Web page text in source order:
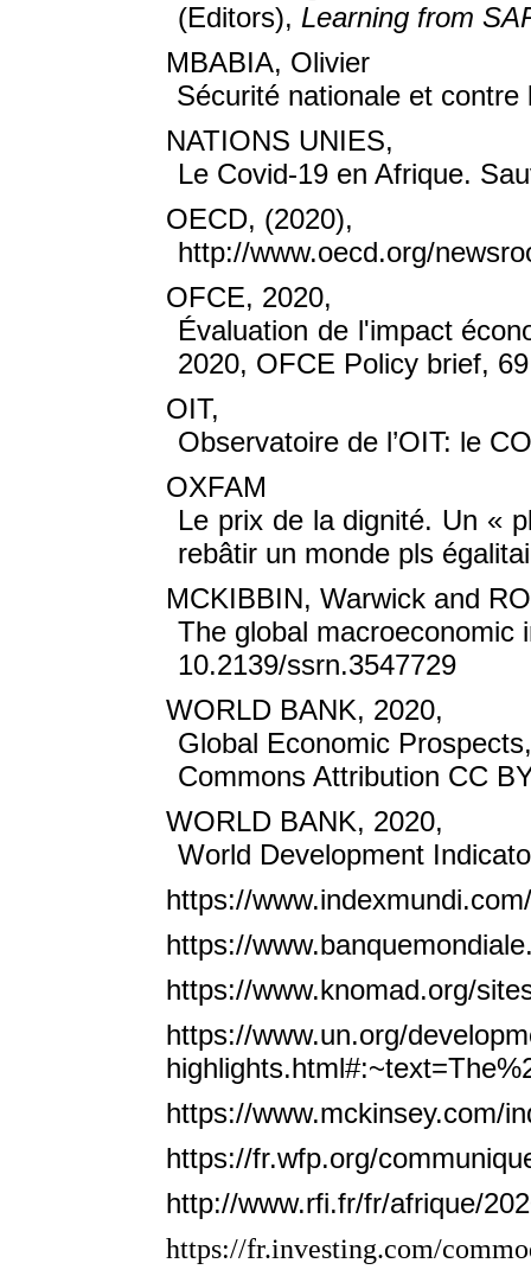
(Editors), Learning from
MBABIA, Olivier
Sécurité nationale et
NATIONS UNIES,
Le Covid-19 en Afrique.
OECD, (2020),
http://www.oecd.org/
OFCE, 2020,
Évaluation de l'impact
2020, OFCE Policy brief,
OIT,
Observatoire de l’OIT: le
OXFAM
Le prix de la dignité. Un «
rebâtir un monde pls
MCKIBBIN, Warwick and
The global macroeconomic
10.2139/ssrn.3547729
WORLD BANK, 2020,
Global Economic
Commons Attribution CC
WORLD BANK, 2020,
World Development
https://
https://
https://www.knomad.org/
https://www.un.org/
https://www.mckinsey.com/
https://fr.wfp.org/
http://www.rfi.fr/fr/afrique/
https://fr.investing.com/